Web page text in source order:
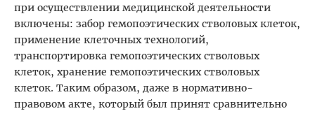
при осуществлении медицинской деятельности
включены: забор гемопоэтических стволовых клеток,
применение клеточных технологий,
транспортировка гемопоэтических стволовых
клеток, хранение гемопоэтических стволовых
клеток. Таким образом, даже в нормативно-
правовом акте, который был принят сравнительно